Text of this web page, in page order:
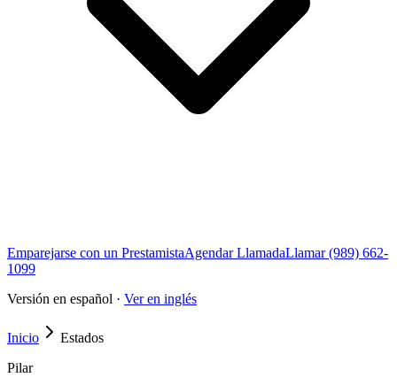
Emparejarse con un PrestamistaAgendar LlamadaLlamar (989) 662-
1099
Versión en español · Ver en inglés
Inicio
Estados
Pilar